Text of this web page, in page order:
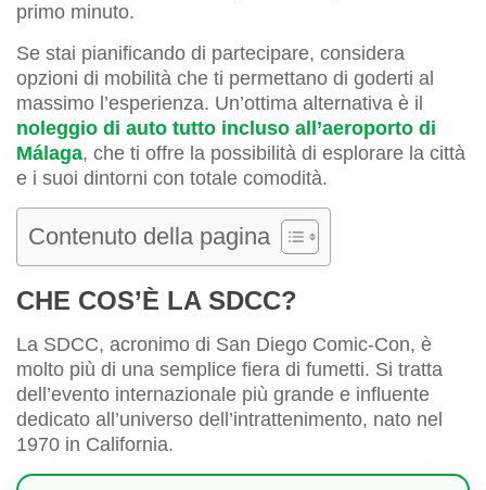
primo minuto.
Se stai pianificando di partecipare, considera
opzioni di mobilità che ti permettano di goderti al
massimo l’esperienza. Un’ottima alternativa è il
noleggio di auto tutto incluso all’aeroporto di
Málaga, che ti offre la possibilità di esplorare la città
e i suoi dintorni con totale comodità.
Contenuto della pagina
CHE COS’È LA SDCC?
La SDCC, acronimo di San Diego Comic-Con, è
molto più di una semplice fiera di fumetti. Si tratta
dell’evento internazionale più grande e influente
dedicato all’universo dell’intrattenimento, nato nel
1970 in California.